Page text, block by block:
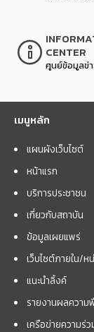
CENTER
ศูนย์ข้อมูลข่
เมนูหลัก
แผนผังเว็บไซต์
หน้าแรก
บริการประชาชน
เกี่ยวกับสถาบัน
ข้อมูลเผยแพร่
เว็บไซต์ภายใน/ห
แนะนำลิ้งค์
รายงานผลควา
เครือข่ายความร่